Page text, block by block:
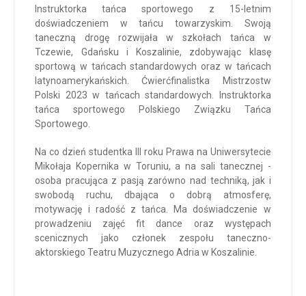
Instruktorka tańca sportowego z 15-letnim
doświadczeniem w tańcu towarzyskim. Swoją
taneczną drogę rozwijała w szkołach tańca w
Tczewie, Gdańsku i Koszalinie, zdobywając klasę
sportową w tańcach standardowych oraz w tańcach
latynoamerykańskich. Ćwierćfinalistka Mistrzostw
Polski 2023 w tańcach standardowych. Instruktorka
tańca sportowego Polskiego Związku Tańca
Sportowego.
Na co dzień studentka III roku Prawa na Uniwersytecie
Mikołaja Kopernika w Toruniu, a na sali tanecznej -
osoba pracująca z pasją zarówno nad techniką, jak i
swobodą ruchu, dbająca o dobrą atmosferę,
motywację i radość z tańca. Ma doświadczenie w
prowadzeniu zajęć fit dance oraz występach
scenicznych jako członek zespołu taneczno-
aktorskiego Teatru Muzycznego Adria w Koszalinie.